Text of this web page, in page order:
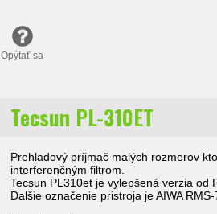
Opýtať sa
Tecsun PL-310ET
Prehladový príjmač malých rozmerov
interferenčným filtrom.
Tecsun PL310et je vylepšená verzia od
Dalšie označenie pristroja je AIWA